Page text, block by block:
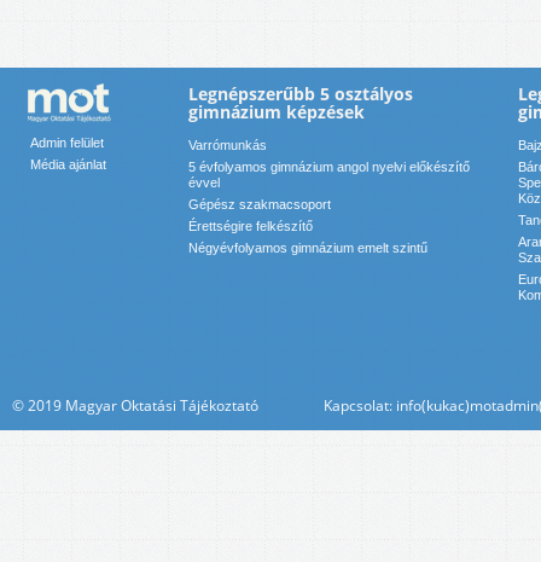
Admin felület
Média ajánlat
Legnépszerűbb 5 osztályos
gimnázium képzések
Varrómunkás
5 évfolyamos gimnázium angol nyelvi előkészítő
évvel
Gépész szakmacsoport
Érettségire felkészítő
Négyévfolyamos gimnázium emelt szintű
© 2019 Magyar Oktatási Tájékoztató Kapcsolat: